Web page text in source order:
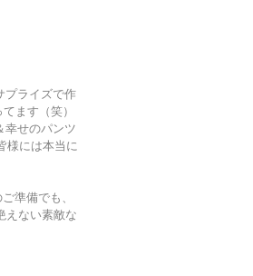
プライズで作
ます（笑）
幸せのパンツ
様には本当に
準備でも、
えない素敵な